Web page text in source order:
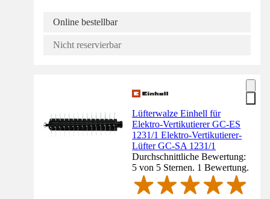
Online bestellbar
Nicht reservierbar
Lüfterwalze Einhell für
Elektro-Vertikutierer GC-ES
1231/1 Elektro-Vertikutierer-
Lüfter GC-SA 1231/1
Durchschnittliche Bewertung:
5 von 5 Sternen. 1 Bewertung.